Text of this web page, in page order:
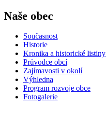
Naše obec
Současnost
Historie
Kronika a historické listiny
Průvodce obcí
Zajímavosti v okolí
Výhledna
Program rozvoje obce
Fotogalerie